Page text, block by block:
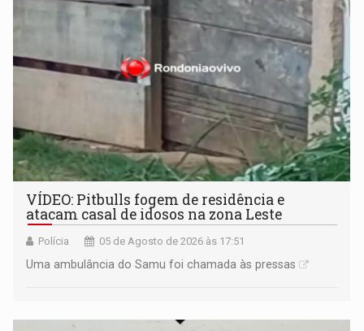
VÍDEO: Pitbulls fogem de residência e
atacam casal de idosos na zona Leste
Polícia 05 de Agosto de 2026 às 17:51
Uma ambulância do Samu foi chamada às pressas